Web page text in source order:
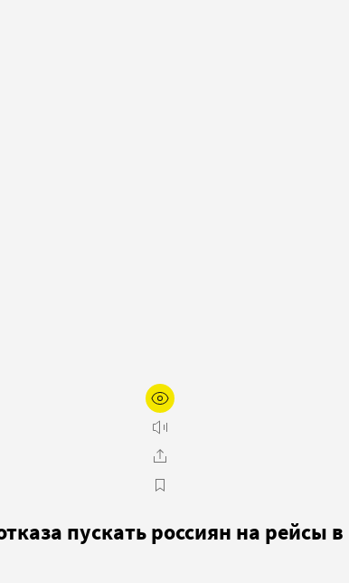
пускать россиян на рейсы